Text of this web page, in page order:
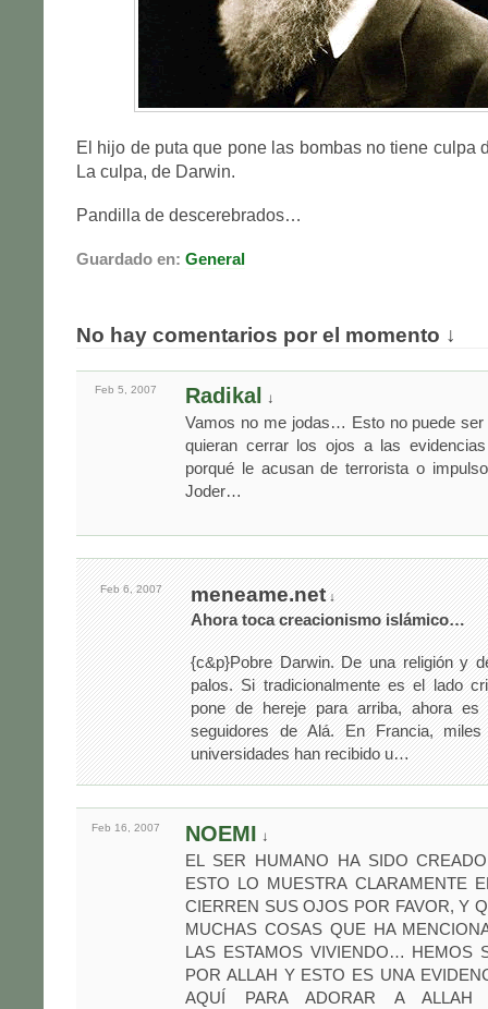
El hijo de puta que pone las bombas no tiene culpa
La culpa, de Darwin.
Pandilla de descerebrados…
Guardado en: General
No hay comentarios por el momento ↓
Feb 5, 2007 Radikal ↓
Vamos no me jodas… Esto no puede ser
quieran cerrar los ojos a las
porqué le acusan de terrorista o
Joder…
Feb 6,2007 meneame.net↓
Ahora toca creacionismo islámico…
{c&p}Pobre Darwin. De una religión y
palos. Si tradicionalmente es el lado
pone de hereje para arriba, ahora
seguidores de Alá. En Francia,
universidades han recibido u…
Feb 16, 2007 NOEMI ↓
EL SER HUMANO HA SIDO
ESTO LO MUESTRA CLARAMENTE
CIERREN SUS OJOS POR FAVOR, Y
MUCHAS COSAS QUE HA
LAS ESTAMOS VIVIENDO… HEMOS
POR ALLAH Y ESTO ES UNA
AQUÍ PARA ADORAR A